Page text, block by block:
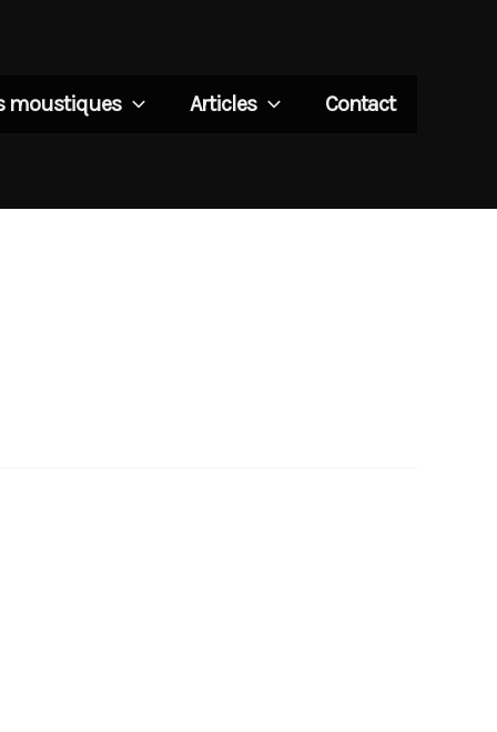
moustiques Articles Contact